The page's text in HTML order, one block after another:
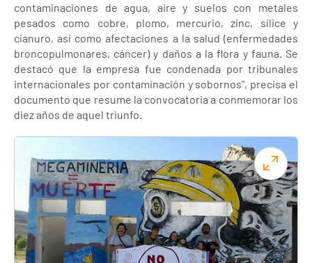
contaminaciones de agua, aire y suelos con metales
pesados como cobre, plomo, mercurio, zinc, sílice y
cianuro, así como afectaciones a la salud (enfermedades
broncopulmonares, cáncer) y daños a la flora y fauna. Se
destacó que la empresa fue condenada por tribunales
internacionales por contaminación y sobornos", precisa el
documento que resume la convocatoria a conmemorar los
diez años de aquel triunfo.